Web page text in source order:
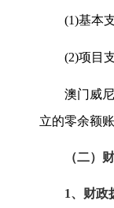
(1)基本
(2)项目
澳门威
立的零余额
（二）
1、财政